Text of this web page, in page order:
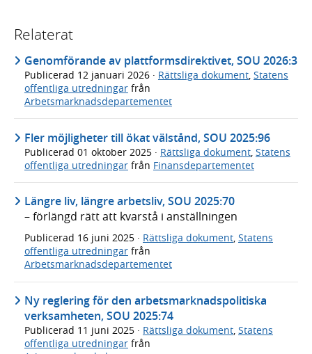
Relaterat
Genomförande av plattformsdirektivet, SOU 2026:3
Publicerad 12 januari 2026 · Rättsliga dokument, Statens
offentliga utredningar från
Arbetsmarknadsdepartementet
Fler möjligheter till ökat välstånd, SOU 2025:96
Publicerad 01 oktober 2025 · Rättsliga dokument Statens
offentliga utredningar från Finansdepartementet
Längre liv, längre arbetsliv, SOU 2025:70
– förlängd rätt att kvarstå i anställningen
Publicerad 16 juni 2025 · Rättsliga dokument, Statens
offentliga utredningar från
Arbetsmarknadsdepartementet
Ny reglering för den arbetsmarknadspolitiska
verksamheten, SOU 2025:74
Publicerad 11 juni 2025 · Rättsliga dokument, Statens
offentliga utredningar från